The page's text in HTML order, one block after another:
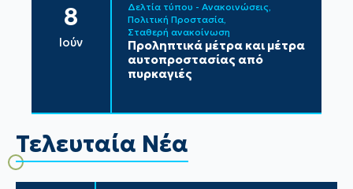
8
Ιούν
Δελτία τύπου - Ανακοινώσεις
Πολιτική Προστασία
Σταθερή ανακοίνωση
Προληπτικά μέτρα και μέτρα
αυτοπροστασίας από
πυρκαγιές
Τελευταία Νέα